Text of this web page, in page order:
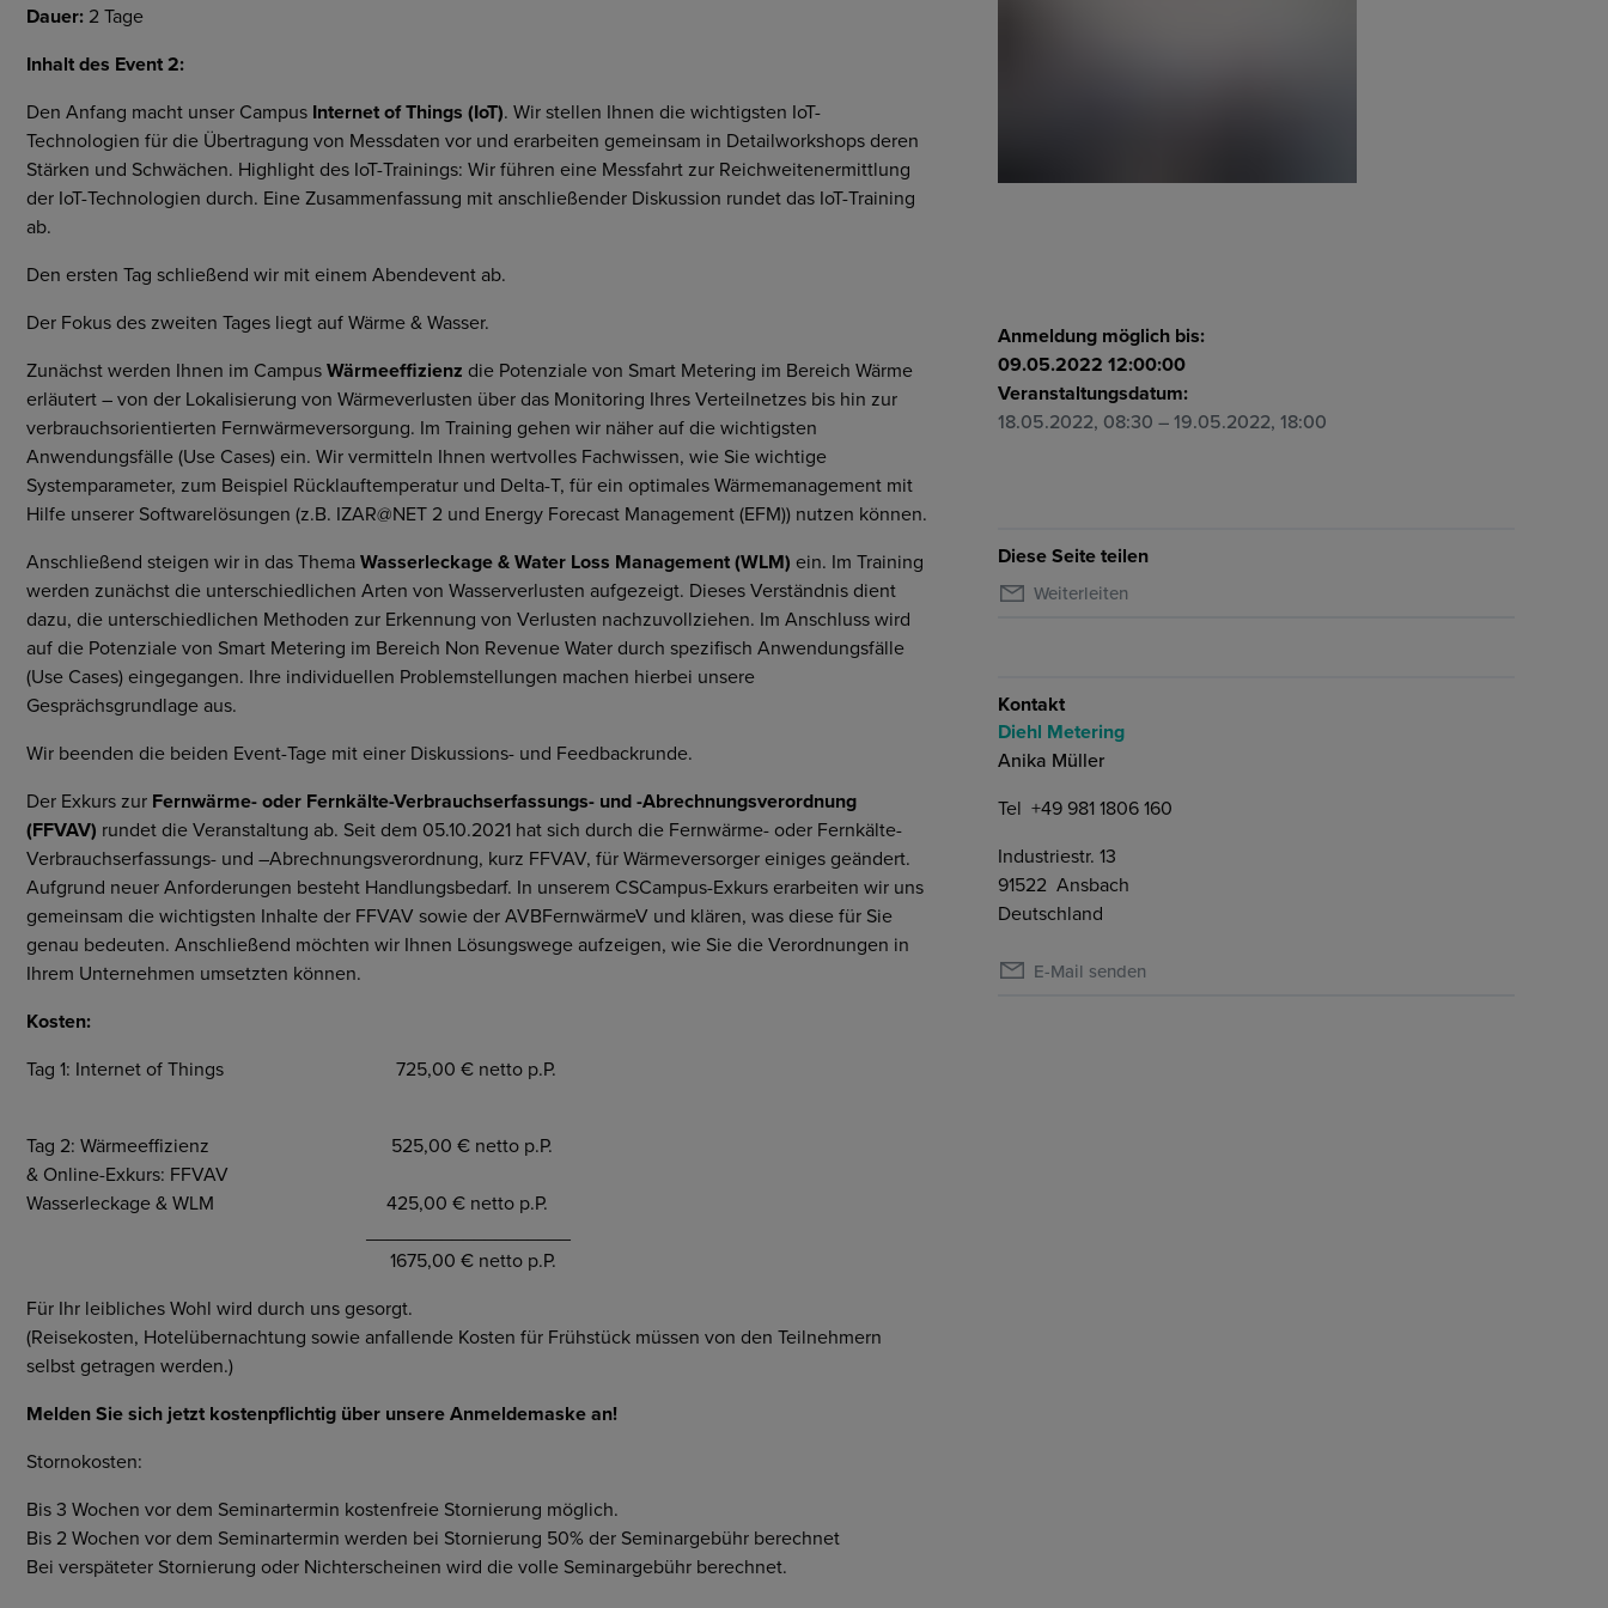
Cybersecurity
Allgemeine Einkaufs- und
Geschäftsbedingungen
Dauer: 2 Tage
Inhalt des Event 2:
Den Anfang macht unser Campus Internet of Things (IoT). Wir stellen Ihnen die wichtigsten IoT-
Technologien für die Übertragung von Messdaten vor und erarbeiten gemeinsam in Detailworkshops deren
Stärken und Schwächen. Highlight des IoT-Trainings: Wir führen eine Messfahrt zur Reichweitenermittlung
der IoT-Technologien durch. Eine Zusammenfassung mit anschließender Diskussion rundet das IoT-Training
ab.
Den ersten Tag schließend wir mit einem Abendevent ab.
Der Fokus des zweiten Tages liegt auf Wärme & Wasser.
Zunächst werden Ihnen im CampusWärmeeffizienzdie Potenziale von Smart Metering im Bereich Wärme
erläutert – von der Lokalisierung von Wärmeverlusten über das Monitoring Ihres Verteilnetzes bis hin zur
verbrauchsorientierten Fernwärmeversorgung. Im Training gehen wir näher auf die wichtigsten
Anwendungsfälle (Use Cases) ein. Wir vermitteln Ihnen wertvolles Fachwissen, wie Sie wichtige
Systemparameter, zum Beispiel Rücklauftemperatur und Delta-T, für ein optimales Wärmemanagement mit
Hilfe unserer Softwarelösungen (z.B. IZAR@NET 2 und Energy Forecast Management (EFM)) nutzen können.
Anschließend steigen wir in das ThemaWasserleckage & Water Loss Management (WLM) ein. Im Training
werden zunächst die unterschiedlichen Arten von Wasserverlusten aufgezeigt. Dieses Verständnis dient
dazu, die unterschiedlichen Methoden zur Erkennung von Verlusten nachzuvollziehen. Im Anschluss wird
auf die Potenziale von Smart Metering im Bereich Non Revenue Water durch spezifisch Anwendungsfälle
(Use Cases) eingegangen. Ihre individuellen Problemstellungen machen hierbei unsere
Gesprächsgrundlage aus.
Wir beenden die beiden Event-Tage mit einer Diskussions- und Feedbackrunde.
Der Exkurs zur Fernwärme- oder Fernkälte-Verbrauchserfassungs- und -Abrechnungsverordnung
(FFVAV) rundet die Veranstaltung ab. Seit dem 05.10.2021 hat sich durch die Fernwärme- oder Fernkälte-
Verbrauchserfassungs- und –Abrechnungsverordnung, kurz FFVAV, für Wärmeversorger einiges geändert.
Aufgrund neuer Anforderungen besteht Handlungsbedarf. In unserem CSCampus-Exkurs erarbeiten wir uns
gemeinsam die wichtigsten Inhalte der FFVAV sowie der AVBFernwärmeV und klären, was diese für Sie
genau bedeuten. Anschließend möchten wir Ihnen Lösungswege aufzeigen, wie Sie die Verordnungen in
Ihrem Unternehmen umsetzten können.
Kosten:
Tag 1: Internet of Things 725,00 € netto p.P.
Tag 2: Wärmeeffizienz 525,00 € netto p.P.
& Online-Exkurs: FFVAV
Wasserleckage & WLM
425,00 € netto p.P.
1675,00 € netto p.P.
Für Ihr leibliches Wohl wird durch uns gesorgt.
(Reisekosten, Hotelübernachtung sowie anfallende Kosten für Frühstück müssen von den Teilnehmern
selbst getragen werden.)
Melden Sie sich jetzt kostenpflichtig über unsere Anmeldemaske an!
Stornokosten:
Bis 3 Wochen vor dem Seminartermin kostenfreie Stornierung möglich.
Bis 2 Wochen vor dem Seminartermin werden bei Stornierung 50% der Seminargebühr berechnet
Bei verspäteter Stornierung oder Nichterscheinen wird die volle Seminargebühr berechnet.
Anmeldung möglich bis:
09.05.2022 12:00:00
Veranstaltungsdatum:
18.05.2022, 08:30– 19.05.2022, 18:00
Diese Seite teilen
Weiterleiten
Kontakt
Diehl Metering
Anika Müller
Tel +49 981 1806 160
Industriestr. 13
91522 Ansbach
Deutschland
E-Mail senden